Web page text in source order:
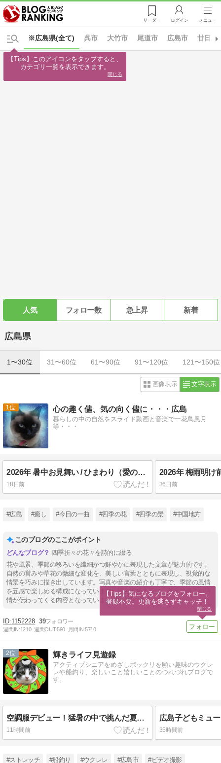
リーダー ログイン メニュー
※広島県(全て) 呉市 大竹市 尾道市 広島市 廿日市
人気 フォロー数 急上昇 新着
広島県
1〜30位 31〜60位 61〜90位 91〜120位 121〜150位
画像表示 文字表示
1 心の趣く儘、気の向く儘に・・・広島
暮らしの中の自然をスライド動画と音楽でー花鳥風月
等・・・
2026年 暑中お見舞い / ひまわり（愛のテーマ）
18日前 36日前
#広島 #癒し #今日の一曲 #四季の花 #四季の景 #中国地方
このブログのここがポイント
四季折々の花々を詩的に綴る
花や風景、季節の移ろいを繊細かつ鮮やかに表現した文章が魅力的です。
自然の営みや草花の微細な変化を、美しい言葉とともに表現し、視覚的な
情景を巧みに描き出しています。写真や音楽の紹介も丁寧で、季節の風情
を五感で楽しめる構成になっています。読み進める程に、花々の儚さや詩
情が伝わってくる内容となっています。
1152228 39
週間IN:1210 週間OUT:590 月間IN:5710
2 輝きライフ見遊録
アクティブシニアをめざしポックリを願い趣味のウクレ
レや船釣り、楽しいこと嬉しいことのつれづれブログで
す。
空調服デビュー！猛暑の中で挑んだ夏祭り準備
11時間前 35時間前
#ストレッチ #船釣り #ウクレレ #広島市 #ビデオ撮影
【Tips】このアイコンをタップすると、
カテゴリ一覧を表示できます。
閉じる
【Tips】気になるブログをフォロー。
登録不要。更新を逃さずキャッチ！
閉じる